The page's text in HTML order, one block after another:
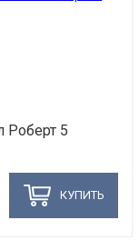
Роберт 5
КУПИТЬ